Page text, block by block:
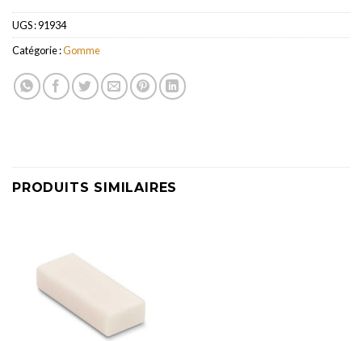
UGS :91934
Catégorie :Gomme
PRODUITS SIMILAIRES